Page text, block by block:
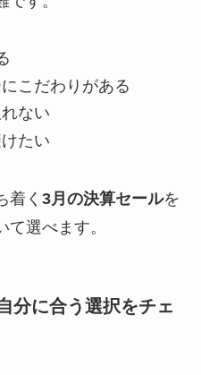
こだわりがある
ない
たい
着く 3月の決算セールを
選べます。
分に合う選択をチェ